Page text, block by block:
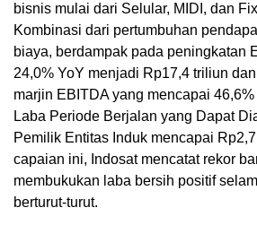
bisnis mulai dari Selular, MIDI, dan
Kombinasi dari pertumbuhan
biaya, berdampak pada peningkatan
24,0% YoY menjadi Rp17,4 triliun
marjin EBITDA yang mencapai
Laba Periode Berjalan yang Dapat
Pemilik Entitas Induk mencapai
capaian ini, Indosat mencatat rekor
membukukan laba bersih positif
berturut-turut.